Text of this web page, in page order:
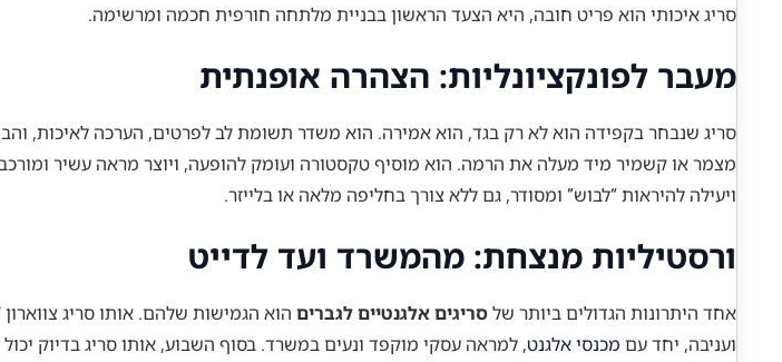
סריג איכותי הוא פריט חובה, היא הצעד הראשון בבניית מלתחה חורפית חכמה ומרשימה.
מעבר לפונקציונליות: הצהרה אופנתית
סריג שנבחר בקפידה הוא לא רק בגד, הוא אמירה. הוא משדר תשומת לב לפרטים, הערכה לאיכות,
מצמר או קשמיר מיד מעלה את הרמה. הוא מוסיף טקסטורה ועומק להופעה, ויוצר מראה עשיר
ויעילה להיראות “לבוש” ומסודר, גם ללא צורך בחליפה מלאה או בלייזר.
ורסטיליות מנצחת: מהמשרד ועד לדייט
אחד היתרונות הגדולים ביותר שלסריגים אלגנטיים לגברים הוא הגמישות שלהם. אותו סריג צווארון V בצבע נייבי יכול לשרת אתכם נאמנה במגוון תרחישים. שלבו אותו מעל
ועניבה, יחד עם מכנסי אלגנט, למראה עסקי מוקפד ונעים במשרד. בסוף השבוע, אותו סריג בדיוק